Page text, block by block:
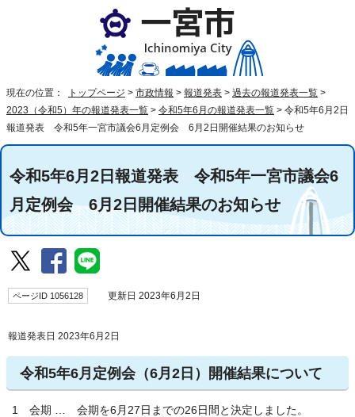
現在の位置： トップページ > 市政情報 > 報道発表 > 過去の報道発表一覧 >
2023（令和5）年の報道発表一覧 > 令和5年6月の報道発表一覧 > 令和5年6月2日
報道発表 令和5年一宮市議会6月定例会 6月2日開催結果のお知らせ
令和5年6月2日報道発表 令和5年一宮市議会6
月定例会 6月2日開催結果のお知らせ
ページID 1056128 更新日 2023年6月2日
報道発表日 2023年6月2日
令和5年6月定例会（6月2日）開催結果について
1 会期 … 会期を6月27日までの26日間と決定しました。